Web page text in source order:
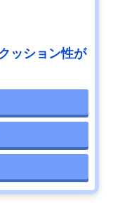
ッション性が